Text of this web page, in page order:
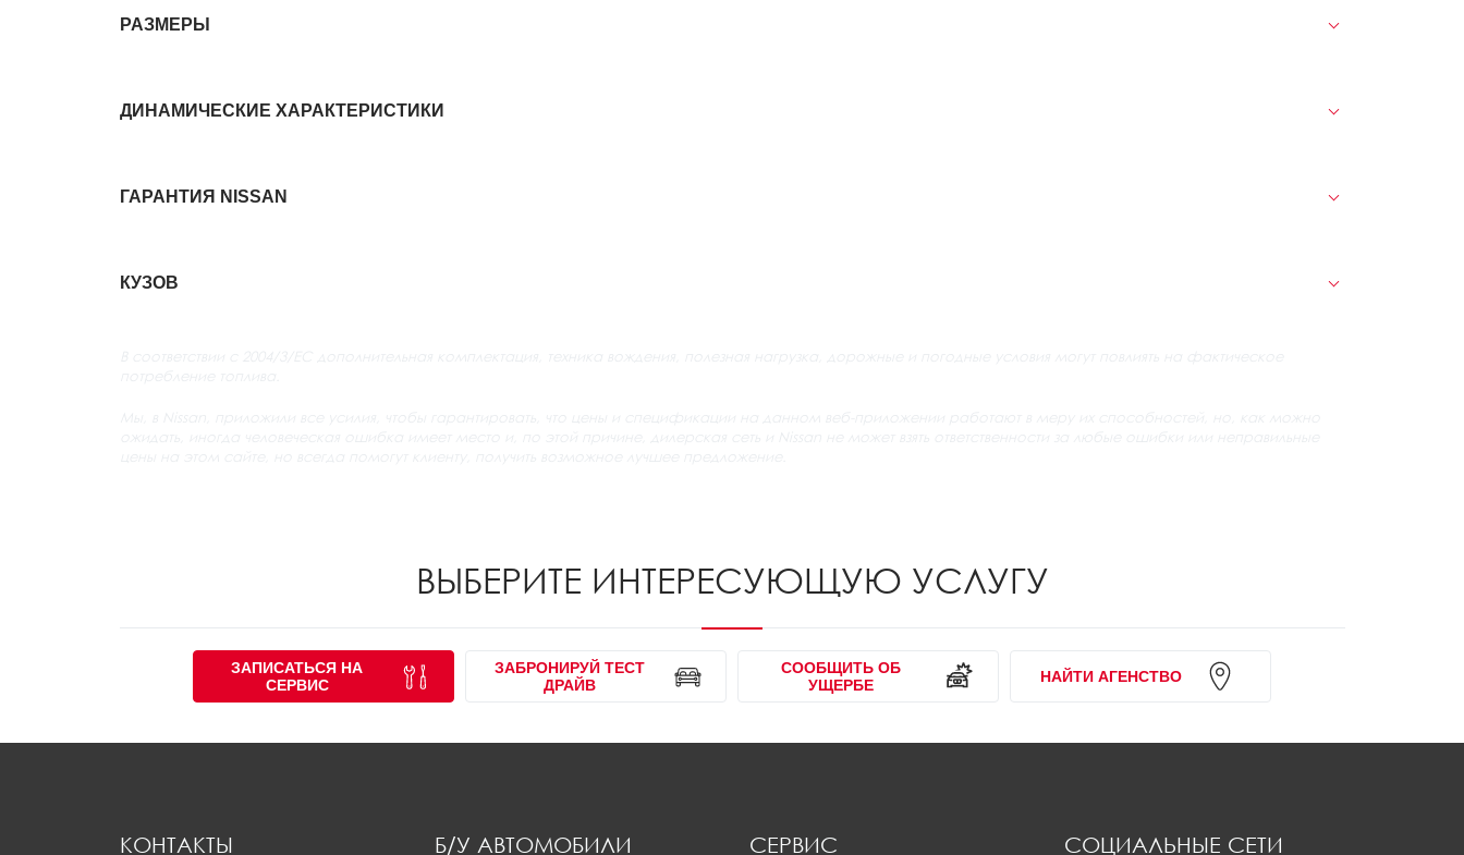
РАЗМЕРЫ
ДИНАМИЧЕСКИЕ ХАРАКТЕРИСТИКИ
ГАРАНТИЯ NISSAN
КУЗОВ
ВЫБЕРИТЕ ИНТЕРЕСУЮЩУЮ УСЛУГУ
ЗАПИСАТЬСЯ НА
СЕРВИС
ЗАБРОНИРУЙ ТЕСТ
ДРАЙВ
СООБЩИТЬ ОБ
УЩЕРБЕ
НАЙТИ АГЕНСТВО
КОНТАКТЫ Б/У АВТОМОБИЛИ СЕРВИС СОЦИАЛЬНЫЕ СЕТИ